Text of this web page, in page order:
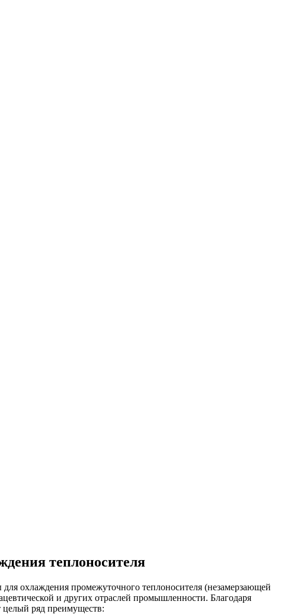
теплоносителя
охлаждения промежуточного теплоносителя (незамерзающей
и других отраслей промышленности. Благодаря
ряд преимуществ: